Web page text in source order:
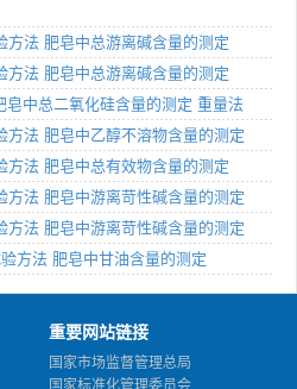
法 肥皂中总游离碱含量的测定
法 肥皂中总游离碱含量的测定
皂中总二氧化硅含量的测定 重量法
法 肥皂中乙醇不溶物含量的测定
法 肥皂中总有效物含量的测定
法 肥皂中游离苛性碱含量的测定
法 肥皂中游离苛性碱含量的测定
方法 肥皂中甘油含量的测定
重要网站链接
国家市场监督管理总局
国家标准化管理委员会